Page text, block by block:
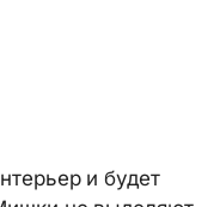
и будет